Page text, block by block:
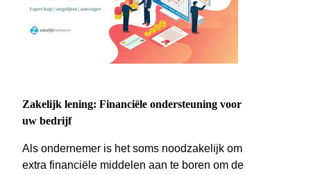
Zakelijk lening: Financiële ondersteuning voor
uw bedrijf
Als ondernemer is het soms noodzakelijk om
extra financiële middelen aan te boren om de